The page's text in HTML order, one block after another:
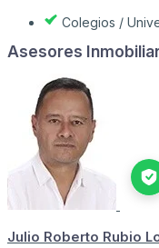
Colegios /
Asesores
Julio Roberto Rubio